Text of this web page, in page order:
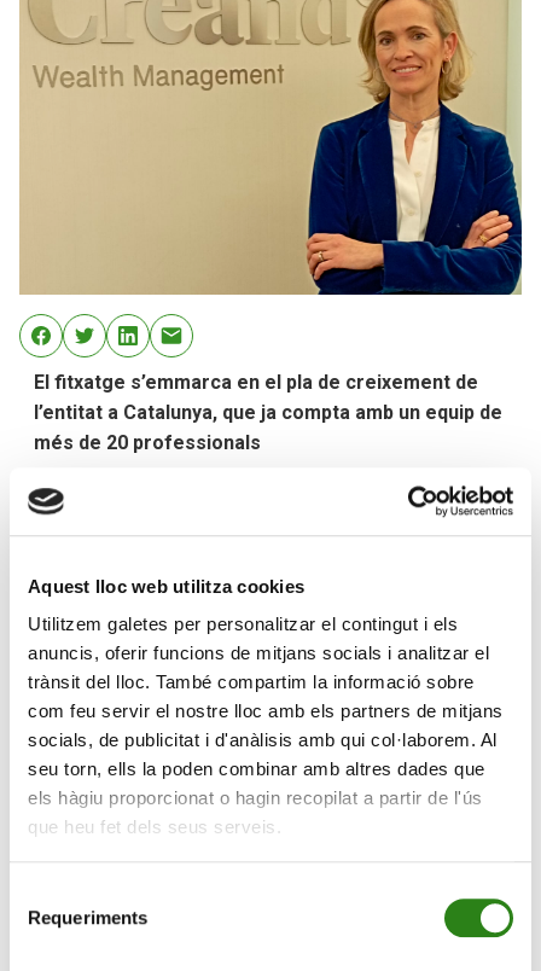
Aquest lloc web utilitza cookies
Utilitzem galetes per personalitzar el contingut i els
anuncis, oferir funcions de mitjans socials i analitzar el
trànsit del lloc. També compartim la informació sobre
com feu servir el nostre lloc amb els partners de mitjans
socials, de publicitat i d'anàlisis amb qui col·laborem. Al
seu torn, ells la poden combinar amb altres dades que
els hàgiu proporcionat o hagin recopilat a partir de l'ús
que heu fet dels seus serveis.
Requeriments
El fitxatge s’emmarca en el pla de creixement de
l’entitat a Catalunya, que ja compta amb un equip de
més de 20 professionals
Creand Wealth Management incorpora Cristina Carreras
com a nova banquera privada a la seva oficina de
creixement de l’entitat a Catalunya, que aposta per un
la màxima qualitat en el servei al client.
Amb aquesta incorporació, Creand Wealth
Management ja compta amb un equip de més de 20
persones a l’oficina de Barcelona, on l’entitat s’ha
consolidat els darrers anys com una de les referències
al sector de la banca privada i la gestió de grans
patrimonis.
de clients nous, la gestió activa de carteres i l’oferta de